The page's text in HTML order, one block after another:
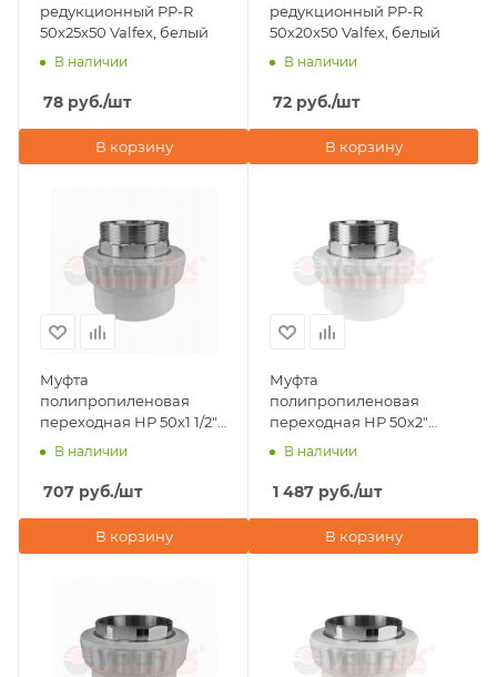
редукционный PP-R
50х25х50 Valfex, белый
В наличии
78 руб./шт
В корзину
редукционный PP-R
50х20х50 Valfex, белый
В наличии
72 руб./шт
В корзину
Муфта
полипропиленовая
переходная НР 50х1 1/2"
под ключ Valfex, серая
В наличии
707 руб./шт
В корзину
Муфта
полипропиленовая
переходная НР 50х2"
под ключ Valfex, белая
В наличии
1 487 руб./шт
В корзину